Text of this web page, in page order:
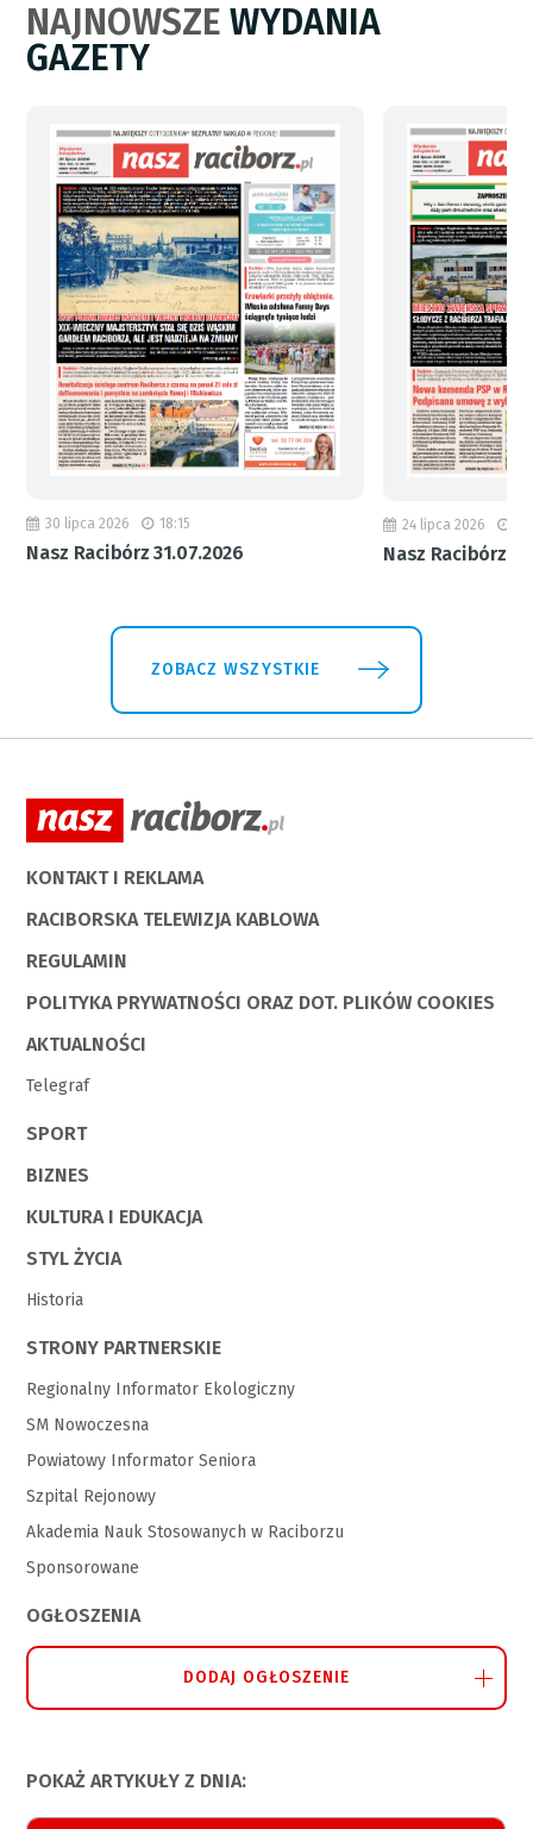
NAJNOWSZEWYDANIA
GAZETY
30 lipca 2026 18:15
Nasz Racibórz 31.07.2026
24 lipca 2026
Nasz Racibórz
ZOBACZ WSZYSTKIE
KONTAKT I REKLAMA
RACIBORSKA TELEWIZJA KABLOWA
REGULAMIN
POLITYKA PRYWATNOŚCI ORAZ DOT. PLIKÓW COOKIES
AKTUALNOŚCI
Telegraf
SPORT
BIZNES
KULTURA I EDUKACJA
STYL ŻYCIA
Historia
STRONY PARTNERSKIE
Regionalny Informator Ekologiczny
SM Nowoczesna
Powiatowy Informator Seniora
Szpital Rejonowy
Akademia Nauk Stosowanych w Raciborzu
Sponsorowane
OGŁOSZENIA
DODAJ OGŁOSZENIE
POKAŻ ARTYKUŁY Z DNIA: